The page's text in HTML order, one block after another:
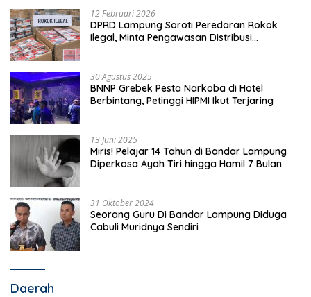
12 Februari 2026
DPRD Lampung Soroti Peredaran Rokok
Ilegal, Minta Pengawasan Distribusi
30 Agustus 2025
BNNP Grebek Pesta Narkoba di Hotel
Berbintang, Petinggi HIPMI Ikut Terjaring
13 Juni 2025
Miris! Pelajar 14 Tahun di Bandar Lampung
Diperkosa Ayah Tiri hingga Hamil 7 Bulan
31 Oktober 2024
Seorang Guru Di Bandar Lampung Diduga
Cabuli Muridnya Sendiri
Daerah